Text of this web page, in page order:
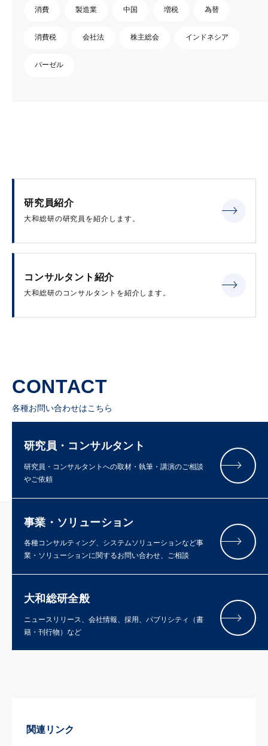
消費 製造業 中国 増税 為替
消費税 会社法 株主総会 インドネシア
バーゼル
研究員紹介
大和総研の研究員を紹介します。
コンサルタント紹介
大和総研のコンサルタントを紹介します。
CONTACT
各種お問い合わせはこちら
研究員・コンサルタント
研究員・コンサルタントへの取材・執筆・講演のご相談
やご依頼
事業・ソリューション
各種コンサルティング、システムソリューションなど事
業・ソリューションに関するお問い合わせ、ご相談
大和総研全般
ニュースリリース、会社情報、採用、パブリシティ（書
籍・刊行物）など
関連リンク